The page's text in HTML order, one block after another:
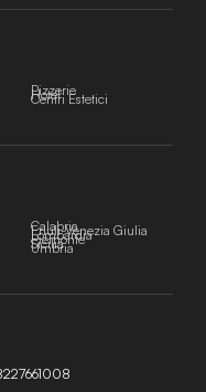
Pizzerie
Hotel
Centri Estetici
Calabria
Friuli-Venezia Giulia
Lombardia
Piemonte
Sicilia
Umbria